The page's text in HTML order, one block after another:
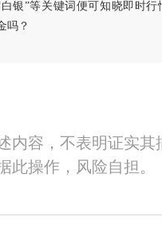
白银”等关键词便可知晓即时
吗？
内容，不表明证实
此操作，风险自担。